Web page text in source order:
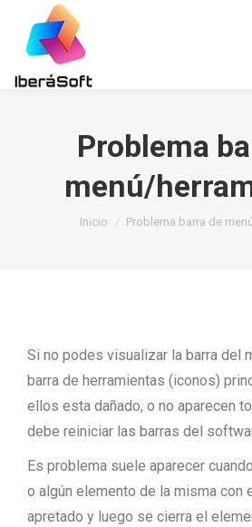
Problema
menú/
Estás aquí:
Inicio Problema barra de
Si no podes visualizar la barra del
barra de herramientas (iconos)
ellos esta dañado, o no aparecen
debe reiniciar las barras del
Es problema suele aparecer
o algún elemento de la misma con
apretado y luego se cierra el